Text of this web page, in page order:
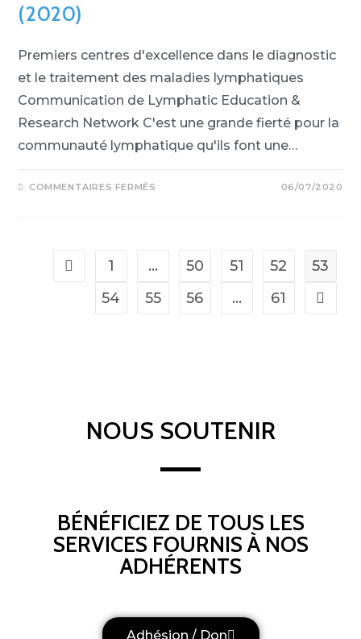
(2020)
Premiers centres d'excellence dans le diagnostic
et le traitement des maladies lymphatiques
Communication de Lymphatic Education &
Research Network C'est une grande fierté pour la
communauté lymphatique qu'ils font une…
COMMENTAIRES FERMÉS 06/07/2020
1 … 50 51 52
53
54
55 56 … 61
NOUS SOUTENIR
BÉNÉFICIEZ DE TOUS LES
SERVICES FOURNIS À NOS
ADHÉRENTS
Adhésion / Don